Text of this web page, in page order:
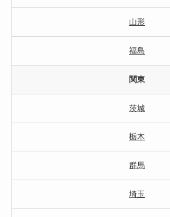
山形
福島
関東
茨城
栃木
群馬
埼玉